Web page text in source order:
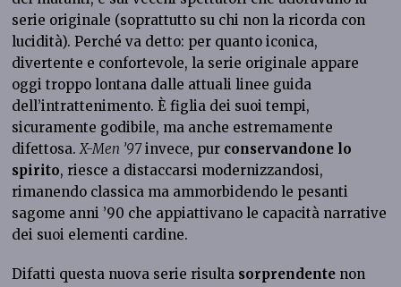
serie originale (soprattutto su chi non la ricorda con
lucidità). Perché va detto: per quanto iconica,
divertente e confortevole, la serie originale appare
oggi troppo lontana dalle attuali linee guida
dell’intrattenimento. È figlia dei suoi tempi,
sicuramente godibile, ma anche estremamente
difettosa. X-Men ’97invece, pur conservandone lo
spirito, riesce a distaccarsi modernizzandosi,
rimanendo classica ma ammorbidendo le pesanti
sagome anni ’90 che appiattivano le capacità narrative
dei suoi elementi cardine.
Difatti questa nuova serie risulta sorprendente non